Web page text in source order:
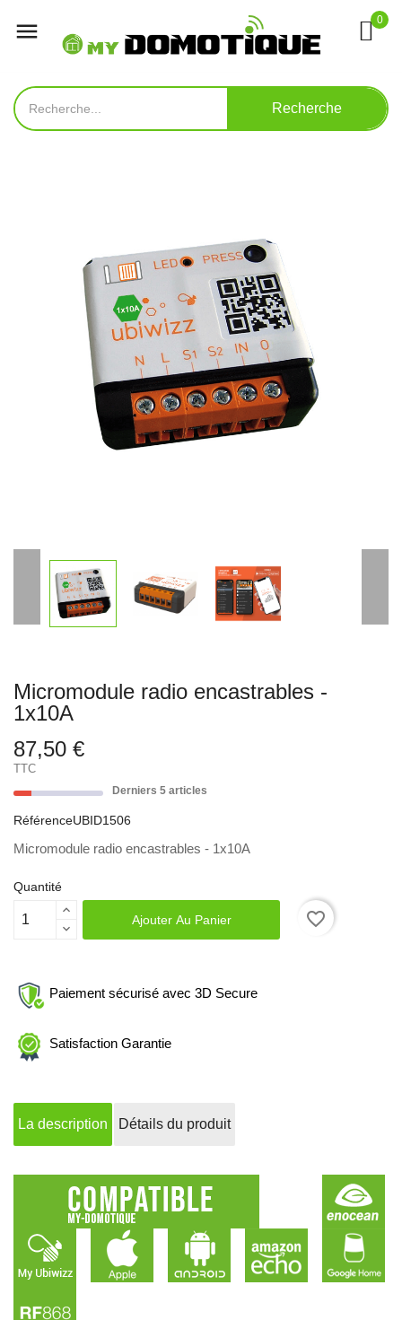
 0
Recherche
Micromodule radio encastrables -
1x10A
87,50 €
TTC
Derniers 5 articles
RéférenceUBID1506
Micromodule radio encastrables - 1x10A
Quantité
Ajouter Au Panier favorite_border
Paiement sécurisé avec 3D Secure
Satisfaction Garantie
La description Détails du produit